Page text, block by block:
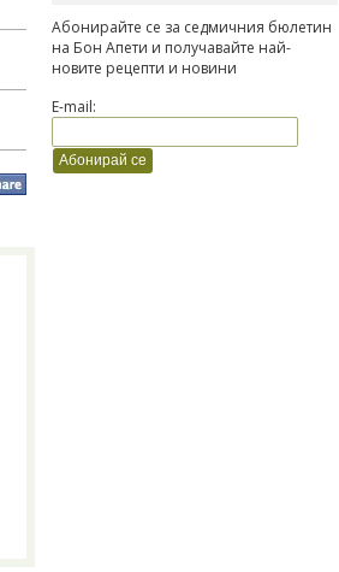
Абонирайте се за седмичния бюлетин
на Бон Апети и получавайте най-
новите рецепти и новини
E-mail: